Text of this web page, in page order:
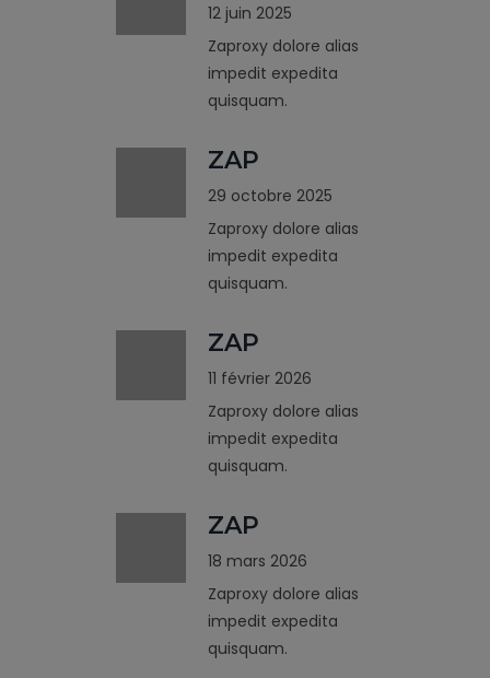
12 juin 2025
Zaproxy dolore alias
impedit expedita
quisquam.
ZAP
29 octobre 2025
Zaproxy dolore alias
impedit expedita
quisquam.
ZAP
11 février 2026
Zaproxy dolore alias
impedit expedita
quisquam.
ZAP
18 mars 2026
Zaproxy dolore alias
impedit expedita
quisquam.